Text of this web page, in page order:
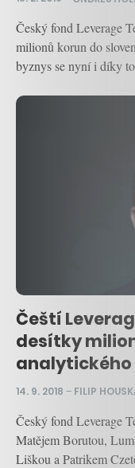
Český fond Leverage
milionů korun do
byznys se nyní i díky
Čeští
desítky
analytického
14. 9. 2018 – FILIP
Český fond Leverage
Matějem Borutou,
Liškou a Patrikem